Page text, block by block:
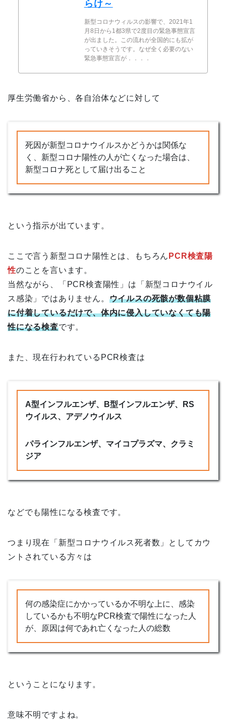
らけ～
新型コロナウィルスの影響で、2021年1
月8日から1都3県で2度目の緊急事態宣言
が出ました。この流れが全国的にも拡が
っていきそうです。なぜ全く必要のない
緊急事態宣言が．．．．
厚生労働省から、各自治体などに対して
死因が新型コロナウイルスかどうかは関係な
く、新型コロナ陽性の人が亡くなった場合は、
新型コロナ死として届け出ること
という指示が出ています。
ここで言う新型コロナ陽性とは、もちろん PCR検査陽
性のことを言います。
当然ながら、「PCR検査陽性」は「新型コロナウイル
ス感染」ではありません。 ウイルスの死骸が数個粘膜
に付着しているだけで、体内に侵入していなくても陽
性になる検査です。
また、現在行われているPCR検査は
A型インフルエンザ、B型インフルエンザ、RS
ウイルス、アデノウイルス
パラインフルエンザ、マイコプラズマ、クラミ
ジア
などでも陽性になる検査です。
つまり現在「新型コロナウイルス死者数」としてカウ
ントされている方々は
何の感染症にかかっているか不明な上に、感染
しているかも不明なPCR検査で陽性になった人
が、原因は何であれ亡くなった人の総数
ということになります。
意味不明ですよね。